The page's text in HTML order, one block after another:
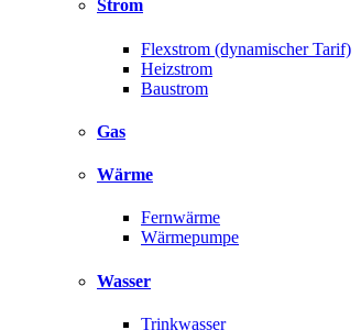
Strom
Flexstrom (dynamischer Tarif)
Heizstrom
Baustrom
Gas
Wärme
Fernwärme
Wärmepumpe
Wasser
Trinkwasser